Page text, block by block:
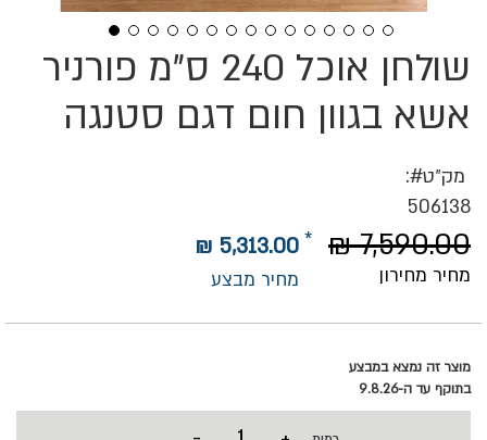
שולחן אוכל 240 ס"מ פורניר
אשא בגוון חום דגם סטנגה
מק״ט
506138
מחיר מבצע
5,313.00 ₪
מחיר מחירון
7,590.00 ₪
מוצר זה נמצא במבצע
בתוקף עד ה-9.8.26
לדלג
להתחלה
גלריית